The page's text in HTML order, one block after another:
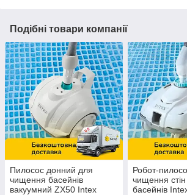
Подібні товари компанії
Пилосос донний для
чищення басейнів
вакуумний ZX50 Intex
Робот-
чищення
басейнів